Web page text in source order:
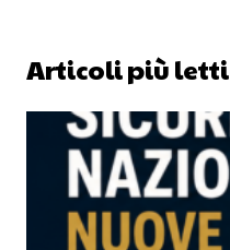
Articoli più letti